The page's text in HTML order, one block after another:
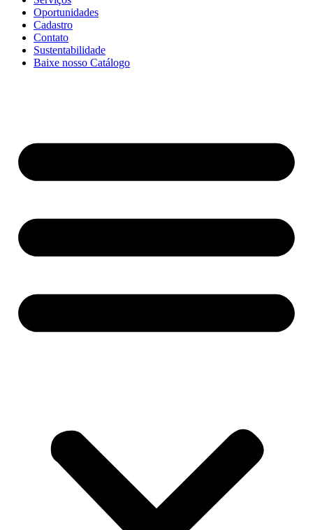
Oportunidades
Cadastro
Contato
Sustentabilidade
Baixe nosso Catálogo